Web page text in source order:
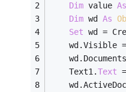
Dim value As
Dim wd As
Set wd =
wd.Visible
    Text1.
Text